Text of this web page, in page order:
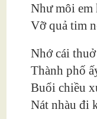
Như môi em
Vỡ quả tim
Nhớ cái
Thành phố
Buổi chiều
Nát nhàu đi